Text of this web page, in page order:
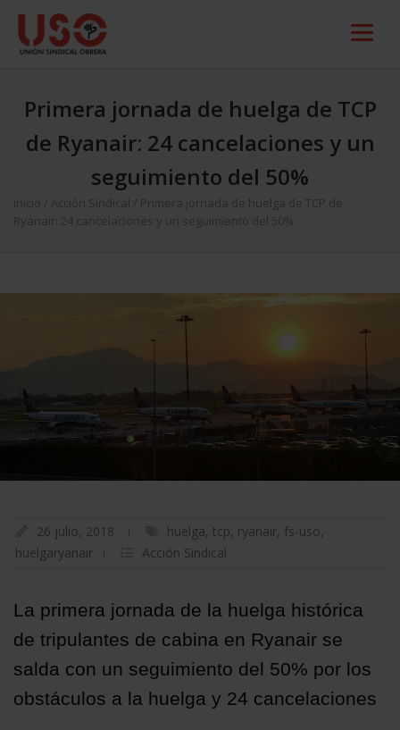
Primera jornada de huelga de TCP
de Ryanair: 24 cancelaciones y un
seguimiento del 50%
Inicio Acción Sindical
Primera jornada de huelga de TCP de
Ryanair: 24 cancelaciones y un seguimiento del 50%
26 julio, 2018 huelga, tcp, ryanair, fs-uso,
huelgaryanair
Acción Sindical
La primera jornada de la huelga histórica
de tripulantes de cabina en Ryanair se
salda con un seguimiento del 50% por los
obstáculos a la huelga y 24 cancelaciones